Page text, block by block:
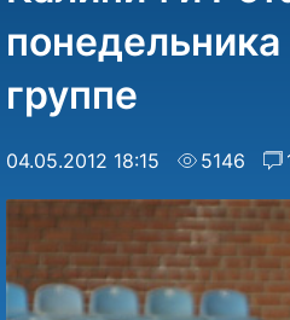
группе
04.05.2012 18:15 5146